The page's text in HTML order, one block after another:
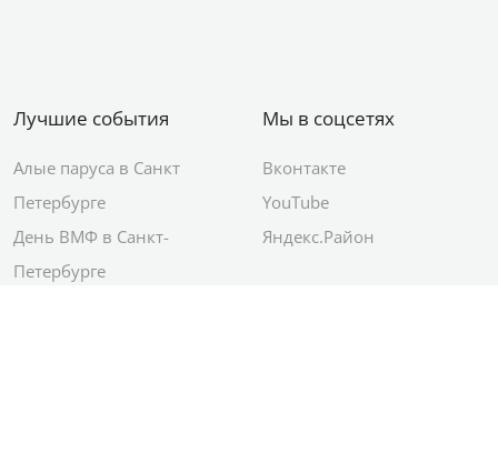
Лучшие события
Алые паруса в Санкт
Петербурге
День ВМФ в Санкт-
Петербурге
Мы в соцсетях
Вконтакте
YouTube
Яндекс.Район